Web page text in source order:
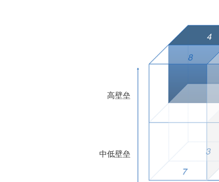
高壁垒
中低壁垒